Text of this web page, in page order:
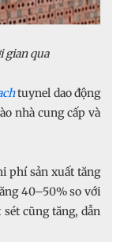
gian qua
tuynel dao động
nhà cung cấp và
phí sản xuất tăng
40–50% so với
cũng tăng, dẫn